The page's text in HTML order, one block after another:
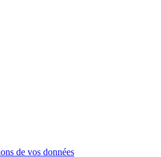
de vos données